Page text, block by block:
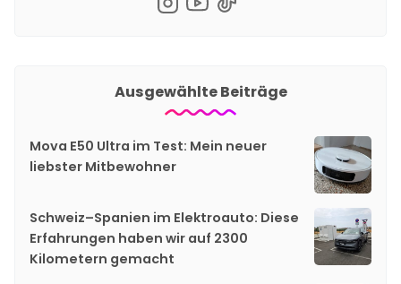
Ausgewählte Beiträge
Mova E50 Ultra im Test: Mein neuer
liebster Mitbewohner
Schweiz–Spanien im Elektroauto: Diese
Erfahrungen haben wir auf 2300
Kilometern gemacht